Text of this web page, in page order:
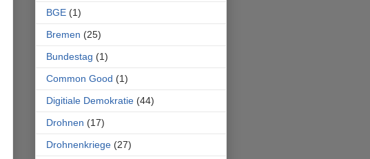
BGE (1)
Bremen (25)
Bundestag (1)
Common Good (1)
Digitiale Demokratie (44)
Drohnen (17)
Drohnenkriege (27)